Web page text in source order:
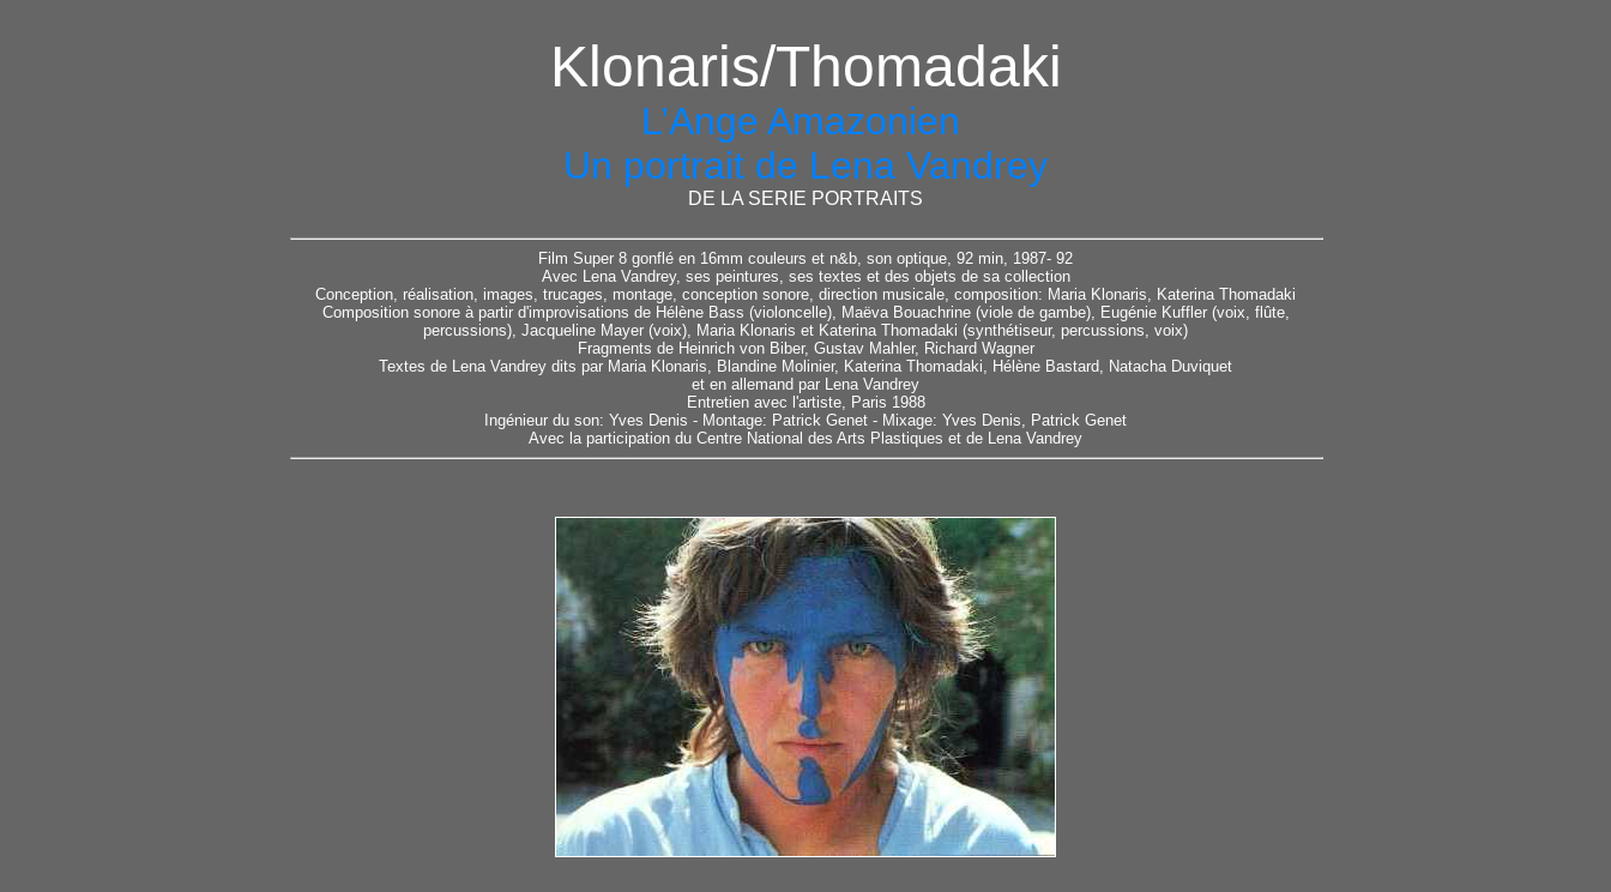
Klonaris/Thomadaki
L’Ange Amazonien
Un portrait de Lena Vandrey
DE LA SERIE PORTRAITS
Film Super 8 gonflé en 16mm couleurs et n&b, son optique, 92 min, 1987- 92
Avec Lena Vandrey, ses peintures, ses textes et des objets de sa collection
Conception, réalisation, images, trucages, montage, conception sonore, direction musicale, composition: Maria Klonaris, Katerina Thomadaki
Composition sonore à partir d'improvisations de Hélène Bass (violoncelle), Maëva Bouachrine (viole de gambe), Eugénie Kuffler (voix, flûte,
percussions), Jacqueline Mayer (voix), Maria Klonaris et Katerina Thomadaki (synthétiseur, percussions, voix)
Fragments de Heinrich von Biber, Gustav Mahler, Richard Wagner
Textes de Lena Vandrey dits par Maria Klonaris, Blandine Molinier, Katerina Thomadaki, Hélène Bastard, Natacha Duviquet
et en allemand par Lena Vandrey
Entretien avec l'artiste, Paris 1988
Ingénieur du son: Yves Denis - Montage: Patrick Genet - Mixage: Yves Denis, Patrick Genet
Avec la participation du Centre National des Arts Plastiques et de Lena Vandrey